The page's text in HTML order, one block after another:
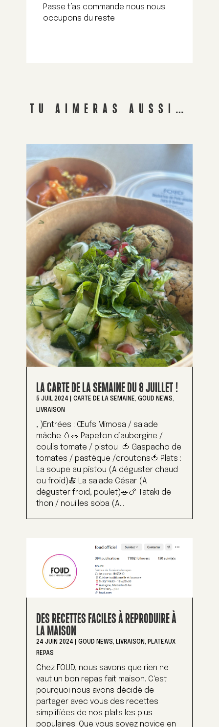
Passe t’as commande nous nous
occupons du reste
TU AIMERAS AUSSI…
LA CARTE DE LA SEMAINE DU 8 JUILLET !
5 JUIL 2024 CARTE DE LA SEMAINE, GOUD NEWS,
LIVRAISON
, )Entrées : Œufs Mimosa / salade
mâche 🥚🥗 Papeton d’aubergine /
coulis tomate / pistou 🍅 Gaspacho de
tomates / pastèque /croutons🍅 Plats :
La soupe au pistou (A déguster chaud
ou froid)🍝 La salade César (A
déguster froid, poulet)🥗🍗 Tataki de
thon / nouilles soba (A...
DES RECETTES FACILES À REPRODUIRE À
LA MAISON
24 JUIN 2024 GOUD NEWS, LIVRAISON, PLATEAUX
REPAS
Chez FOUD, nous savons que rien ne
vaut un bon repas fait maison. C'est
pourquoi nous avons décidé de
partager avec vous des recettes
simplifiées de nos plats les plus
populaires. Que vous soyez novice en